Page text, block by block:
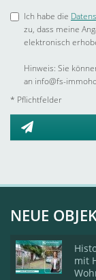
Ich habe die
zu, dass meine
elektronisch
Hinweis: Sie
an info@fs-
* Pflichtfelder
NEUE
mit